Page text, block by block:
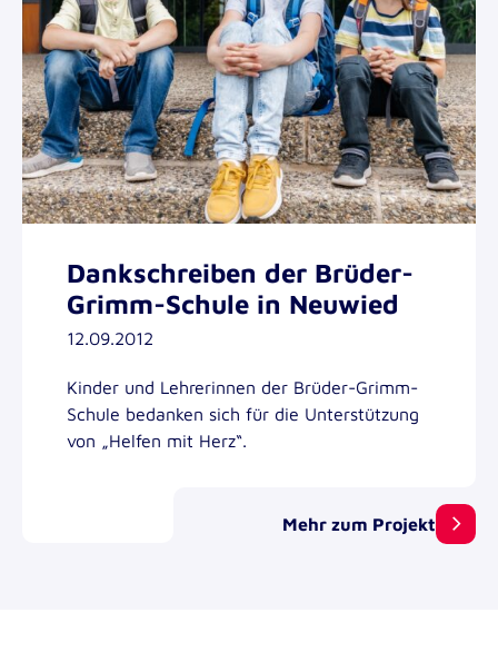
Dankschreiben der Brüder-
Grimm-Schule in Neuwied
12.09.2012
Kinder und Lehrerinnen der Brüder-Grimm-
Schule bedanken sich für die Unterstützung
von „Helfen mit Herz“.
Mehr zum Projekt